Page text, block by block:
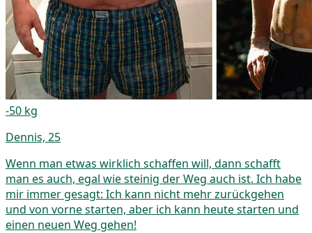
-50 kg
Dennis, 25
Wenn man etwas wirklich schaffen will, dann schafft
man es auch, egal wie steinig der Weg auch ist. Ich habe
mir immer gesagt: Ich kann nicht mehr zurückgehen
und von vorne starten, aber ich kann heute starten und
einen neuen Weg gehen!